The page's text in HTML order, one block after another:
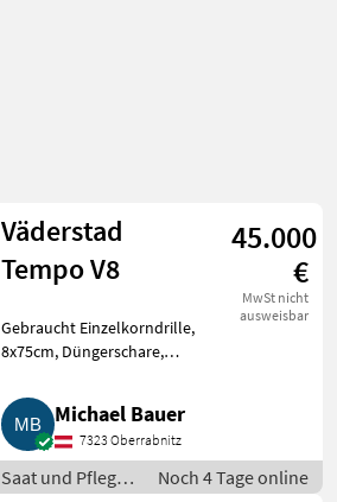
Väderstad
Tempo V8
45.000
€
MwSt nicht
ausweisbar
Gebraucht Einzelkorndrille,
8x75cm, Düngerschare,
Bj. 2017, Preis VB exkl. Saat und
Pflege Sonstige Maschinen Saat
und Pflege
Michael Bauer
7323 Oberrabnitz
Saat und Pflege
Noch 4 Tage online